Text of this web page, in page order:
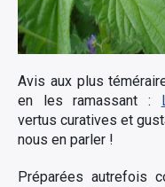
Avis aux plus
en les ramassant :
vertus curatives et
nous en parler !
Préparées autrefois